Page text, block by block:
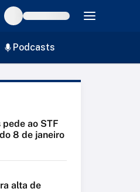
Podcasts
ao STF
8 de janeiro
alta de